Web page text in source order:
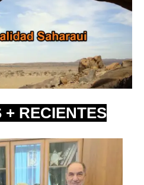
RECIENTES